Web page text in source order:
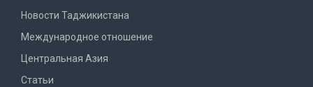
Новости Таджикистана
Международное отношение
Центральная Азия
Статьи